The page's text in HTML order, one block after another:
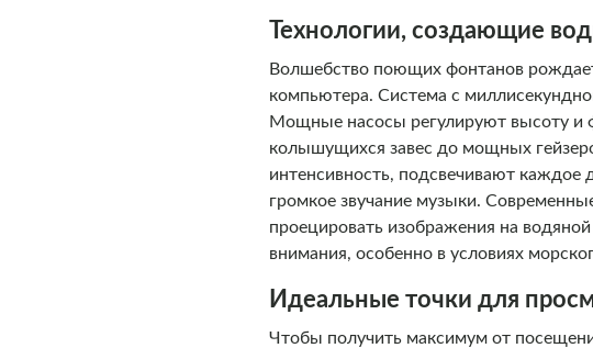
Технологии, создающие
Волшебство поющих фонтанов
компьютера. Система с
Мощные насосы регулируют высоту и
колышущихся завес до мощных
интенсивность, подсвечивают каждое
громкое звучание музыки.
проецировать изображения на
внимания, особенно в условиях
Идеальные точки для
Чтобы получить максимум от